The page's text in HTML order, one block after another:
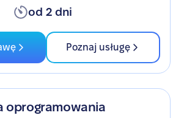
od 2 dni
Poznaj usługę
oprogramowania